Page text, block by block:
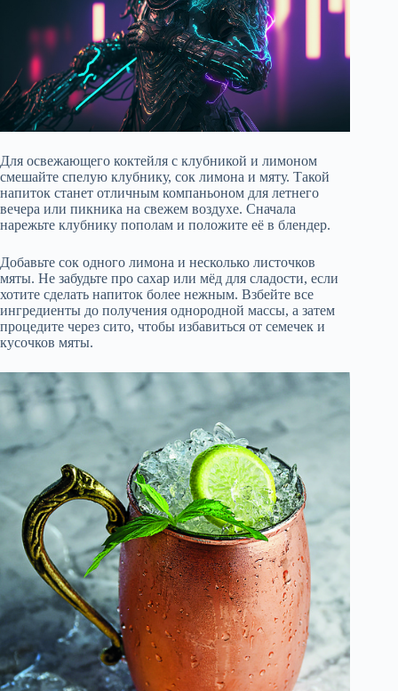
Для освежающего коктейля с клубникой и лимоном
смешайте спелую клубнику, сок лимона и мяту. Такой
напиток станет отличным компаньоном для летнего
вечера или пикника на свежем воздухе. Сначала
нарежьте клубнику пополам и положите её в блендер.
Добавьте сок одного лимона и несколько листочков
мяты. Не забудьте про сахар или мёд для сладости, если
хотите сделать напиток более нежным. Взбейте все
ингредиенты до получения однородной массы, а затем
процедите через сито, чтобы избавиться от семечек и
кусочков мяты.